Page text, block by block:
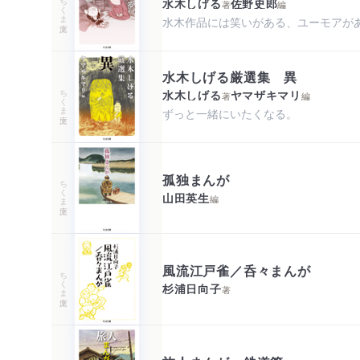
ちくま文庫 水木しげる著佐野史郎編
水木作品には笑いがある、ユーモアが
ちくま文庫
水木しげる厳選集 異
水木しげる著ヤマザキマリ 編
ずっと一緒にいたくなる。
ちくま文庫 孤独まんが
山田英生編
ちくま文庫 風流江戸雀／呑々まんが
杉浦日向子著